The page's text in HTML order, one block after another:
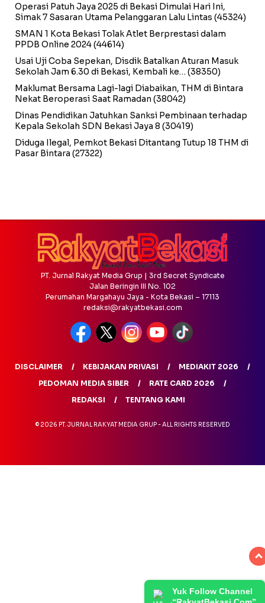
Operasi Patuh Jaya 2025 di Bekasi Dimulai Hari Ini,
Simak 7 Sasaran Utama Pelanggaran Lalu Lintas (45324)
SMAN 1 Kota Bekasi Tolak Atlet Berprestasi dalam
PPDB Online 2024(44614)
Usai Uji Coba Sepekan, Disdik Batalkan Aturan Masuk
Sekolah Jam 6.30 di Bekasi, Kembali ke… (38350)
Maklumat Bersama Lagi-lagi Diabaikan, THM di Bintara
Nekat Beroperasi Saat Ramadan (38042)
Dinas Pendidikan Jatuhkan Sanksi Pembinaan terhadap
Kepala Sekolah SDN Bekasi Jaya 8 (30419)
Diduga Ilegal, Pemkot Bekasi Ditantang Tutup 18 THM di
Pasar Bintara (27322)
Yuk Follow Channel
PT. Jurnal Rakyat Media Grup | 3rd Secret Syndicate
Jalan Beringin III No. 102
Perumahan Margahayu Jaya - Kota Bekasi – 17113
redaksi@rakyatbekasi.com
DISCLAIMER KEBIJAKAN PRIVASI
MEDIAKIT 2026
PEDOMAN MEDIA SIBER
RATE CARD 2026
REDAKSI
TENTANG KAMI
© 2026 PT. JURNAL RAKYAT MEDIA GRUP - ALL RIGHTS RESERVED